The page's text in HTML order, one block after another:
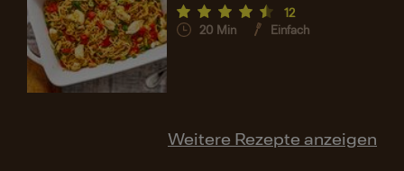
12
20 Min Einfach
Weitere Rezepte anzeigen